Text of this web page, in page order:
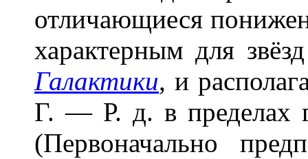
отличающиеся
характерным для
Галактики, и
Г. — Р. д. в пределах
(Первоначально